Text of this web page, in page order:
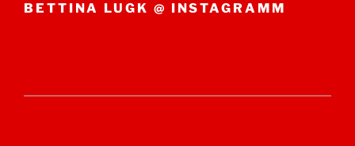
BETTINA LUGK @ INSTAGRAMM